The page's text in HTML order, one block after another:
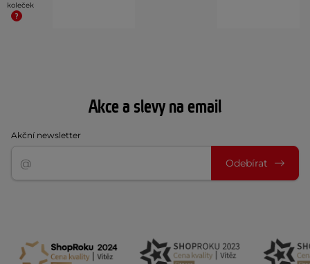
koleček
Akce a slevy na email
Akční newsletter
Odebírat